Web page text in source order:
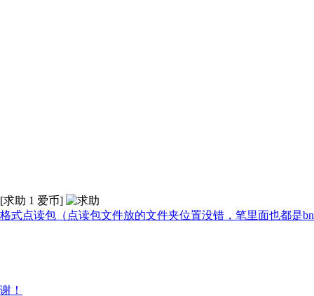
[求助 1 爱币]
式点读包（点读包文件放的文件夹位置没错，笔里面也都是
！